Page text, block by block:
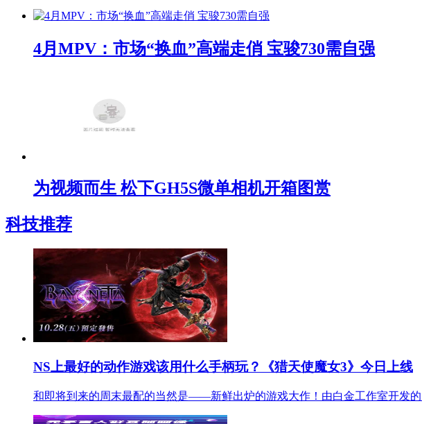
4月MPV：市场“换血”高端走俏 宝骏730需自强
为视频而生 松下GH5S微单相机开箱图赏
科技推荐
NS上最好的动作游戏该用什么手柄玩？《猎天使魔女3》今日上线
和即将到来的周末最配的当然是——新鲜出炉的游戏大作！由白金工作室开发的